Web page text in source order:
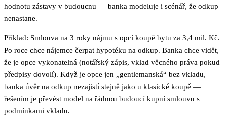
hodnotu zástavy v budoucnu — banka modeluje i scénář, že odkup
nenastane.
Příklad: Smlouva na 3 roky nájmu s opcí koupě bytu za 3,4 mil. Kč.
Po roce chce nájemce čerpat hypotéku na odkup. Banka chce vidět,
že je opce vykonatelná (notářský zápis, vklad věcného práva pokud
předpisy dovolí). Když je opce jen „gentlemanská“ bez vkladu,
banka úvěr na odkup nezajistí stejně jako u klasické koupě —
řešením je převést model na řádnou budoucí kupní smlouvu s
podmínkami vkladu.